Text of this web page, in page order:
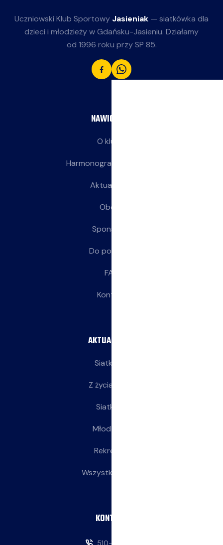
Uczniowski Klub Sportowy Jasieniak — siatkówka dla
dzieci i młodzieży w Gdańsku-Jasieniu. Działamy
od 1996 roku przy SP 85.
NAWIGACJA
O klubie
Harmonogram treningów
Aktualności
Obozy
Sponsorzy
Do pobrania
FAQ
Kontakt
AKTUALNOŚCI
Siatkarze
Z życia klubu
Siatkarki
Młodziczki
Rekreacja
Wszystkie wpisy
KONTAKT
510-146-069